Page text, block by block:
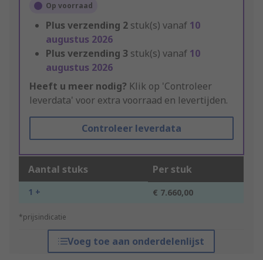
Op voorraad
Plus verzending 2 stuk(s) vanaf 10
augustus 2026
Plus verzending 3 stuk(s) vanaf 10
augustus 2026
Heeft u meer nodig? Klik op 'Controleer
leverdata' voor extra voorraad en levertijden.
Controleer leverdata
Aantal stuks Per stuk
1 + € 7.660,00
*prijsindicatie
Voeg toe aan onderdelenlijst